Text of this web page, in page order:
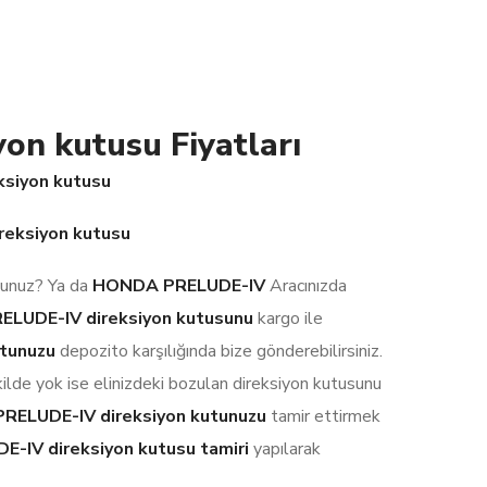
kutusu Fiyatları
kutusu
kutusu
Ya da HONDA PRELUDE-IVAracınızda
IV direksiyon kutusunu kargo ile
depozito karşılığında bize gönderebilirsiniz.
yok ise elinizdeki bozulan direksiyon kutusunu
IV direksiyon kutunuzu tamir ettirmek
IV direksiyon kutusu tamiri yapılarak